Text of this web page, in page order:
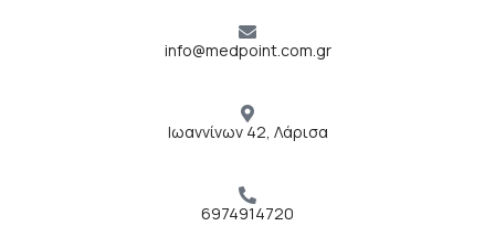
info@medpoint.com.gr
Ιωαννίνων 42, Λάρισα
6974914720